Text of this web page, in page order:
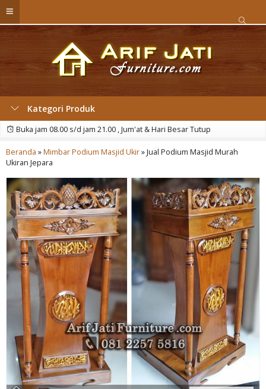
Kategori Produk
Buka jam 08.00 s/d jam 21.00 , Jum'at & Hari Besar Tutup
Beranda »Mimbar Podium Masjid Ukir»Jual Podium Masjid Murah
Ukiran Jepara